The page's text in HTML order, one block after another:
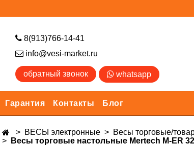
8(913)766-14-41
info@vesi-market.ru
обратный звонок whatsapp
Гарантия Контакты Блог
ВЕСЫ электронные Весы торговые/
Весы торговые настольные Mertech M-ER